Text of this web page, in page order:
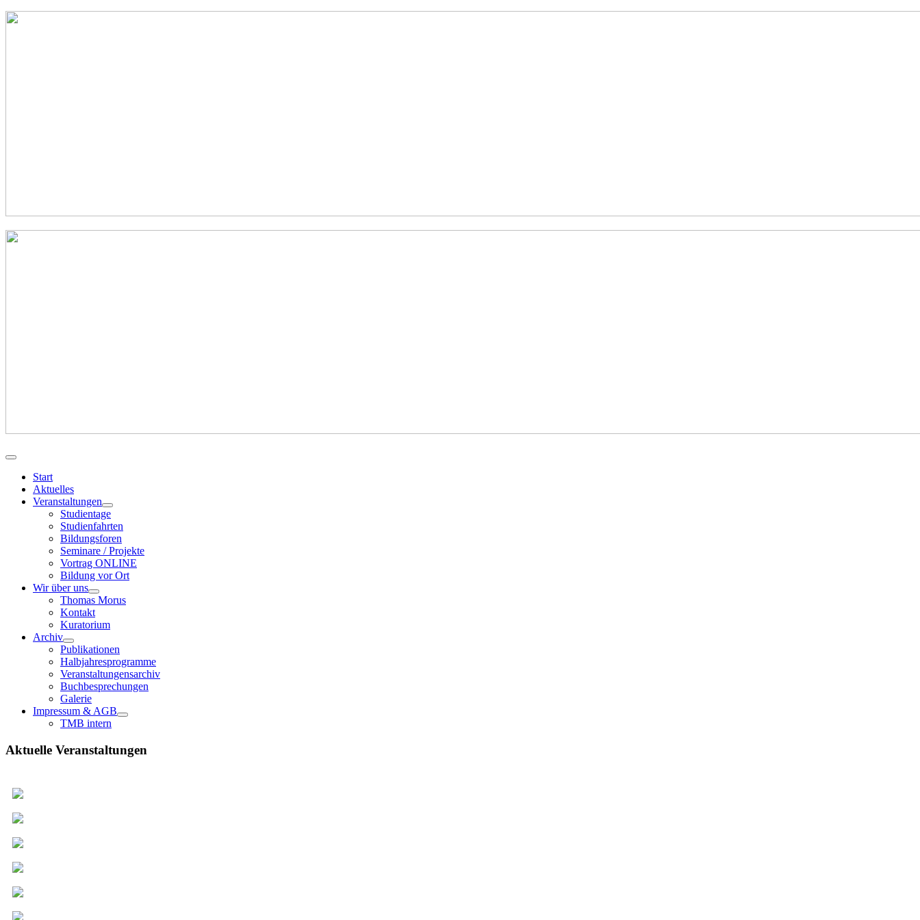
Start
Aktuelles
Veranstaltungen
Studientage
Studienfahrten
Bildungsforen
Seminare / Projekte
Vortrag ONLINE
Bildung vor Ort
Wir über uns
Thomas Morus
Kontakt
Kuratorium
Archiv
Publikationen
Halbjahresprogramme
Veranstaltungensarchiv
Buchbesprechungen
Galerie
Impressum & AGB
TMB intern
Aktuelle Veranstaltungen